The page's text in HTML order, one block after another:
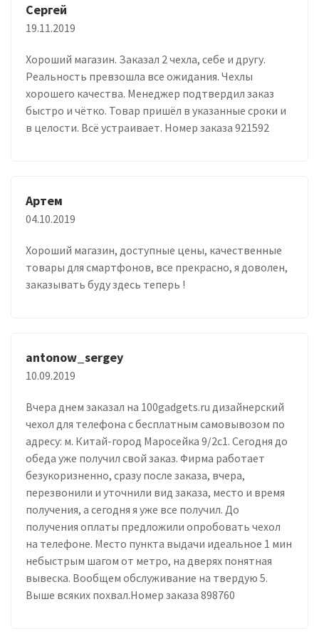
Сергей
19.11.2019
Хороший магазин. Заказал 2 чехла, себе и другу.
Реальность превзошла все ожидания. Чехлы
хорошего качества. Менеджер подтвердил заказ
быстро и чётко. Товар пришёл в указанные сроки и
в целости. Всё устраивает. Номер заказа 921592
Артем
04.10.2019
Хороший магазин, доступные цены, качественные
товары для смартфонов, все прекрасно, я доволен,
заказывать буду здесь теперь !
antonow_sergey
10.09.2019
Вчера днем заказал на 100gadgets.ru дизайнерский
чехол для телефона с бесплатным самовывозом по
адресу: м. Китай-город Маросейка 9/2с1. Сегодня до
обеда уже получил свой заказ. Фирма работает
безукоризненно, сразу после заказа, вчера,
перезвонили и уточнили вид заказа, место и время
получения, а сегодня я уже все получил. До
получения оплаты предложили опробовать чехол
на телефоне. Место пункта выдачи идеальное 1 мин
небыстрым шагом от метро, на дверях понятная
вывеска. Вообщем обслуживание на твердую 5.
Выше всяких похвал.Номер заказа 898760